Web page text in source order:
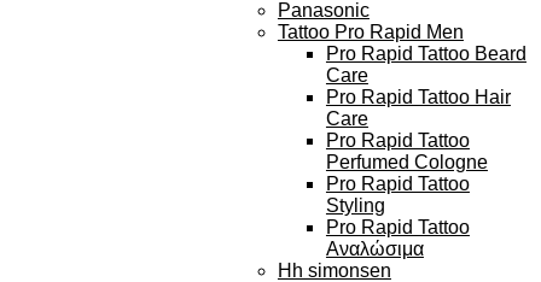
Panasonic
Tattoo Pro Rapid Men
Pro Rapid Tattoo Beard
Care
Pro Rapid Tattoo Hair
Care
Pro Rapid Tattoo
Perfumed Cologne
Pro Rapid Tattoo
Styling
Pro Rapid Tattoo
Αναλώσιμα
Hh simonsen